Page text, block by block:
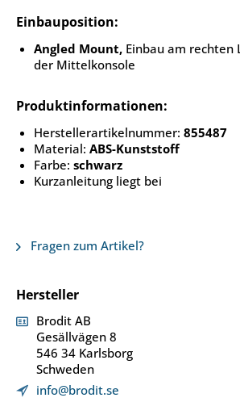
Einbauposition:
Angled Mount, Einbau am rechten
der Mittelkonsole
Produktinformationen:
Herstellerartikelnummer: 855487
Material: ABS-Kunststoff
Farbe: schwarz
Kurzanleitung liegt bei
Fragen zum Artikel?
Hersteller
Brodit AB
Gesällvägen 8
546 34 Karlsborg
Schweden
info@brodit.se